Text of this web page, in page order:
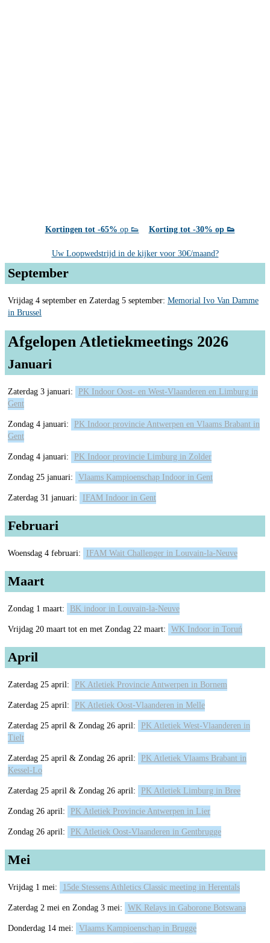
Kortingen tot -65% op 👟 Korting tot -30% op 👟
Uw Loopwedstrijd in de kijker voor 30€/maand?
September
Vrijdag 4 september en Zaterdag 5 september: Memorial Ivo Van Damme
in Brussel
Afgelopen Atletiekmeetings 2026
Januari
Zaterdag 3 januari:
PK Indoor Oost- en West-Vlaanderen en Limburg in
Gent
Zondag 4 januari:
PK Indoor provincie Antwerpen en Vlaams Brabant in
Gent
Zondag 4 januari: PK Indoor provincie Limburg in Zolder
Zondag 25 januari: Vlaams Kampioenschap Indoor in Gent
Zaterdag 31 januari: IFAM Indoor in Gent
Februari
Woensdag 4 februari: IFAM Wait Challenger in Louvain-la-Neuve
Maart
Zondag 1 maart: BK indoor in Louvain-la-Neuve
Vrijdag 20 maart tot en met Zondag 22 maart: WK Indoor in Toruń
April
Zaterdag 25 april: PK Atletiek Provincie Antwerpen in Bornem
Zaterdag 25 april: PK Atletiek Oost-Vlaanderen in Melle
Zaterdag 25 april & Zondag 26 april:
PK Atletiek West-Vlaanderen in
Tielt
Zaterdag 25 april & Zondag 26 april:
PK Atletiek Vlaams Brabant in
Kessel-Lo
Zaterdag 25 april & Zondag 26 april: PK Atletiek Limburg in Bree
Zondag 26 april: PK Atletiek Provincie Antwerpen in Lier
Zondag 26 april: PK Atletiek Oost-Vlaanderen in Gentbrugge
Mei
Vrijdag 1 mei: 15de Stessens Athletics Classic meeting in Herentals
Zaterdag 2 mei en Zondag 3 mei: WK Relays in Gaborone Botswana
Donderdag 14 mei: Vlaams Kampioenschap in Brugge